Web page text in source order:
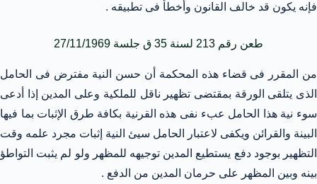
فإنه يكون قد خالف القانون وأخطأ فى تطبيقه .
طعن رقم 213 لسنة 35 ق جلسة 27/11/1969
من المقرر فى قضاء هذه المحكمة أن حسن النية مفترض فى الحامل
الذى يتلقى الورقة بمقتضى تظهير ناقل للملكية وعلى المدين إذا أدعى
سوء نية هذا الحامل عبء نفى هذه القرنية بكافة طرق الإثبات بما فيها
البينة والقرائن ويكفى لاعتبار الحامل سيئ النية إثبات مجرد علمه وقت
التظهير بوجود دفع يستطيع المدين توجيهه للمظهر ولو لم يثبت التواطؤ
بينه وبين المظهر على حرمان المدين من الدفع .